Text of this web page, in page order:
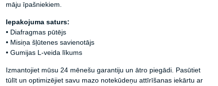
māju īpašniekiem.
Iepakojuma saturs:
• Diafragmas pūtējs
• Misiņa šļūtenes savienotājs
• Gumijas L-veida līkums
Izmantojiet mūsu 24 mēnešu garantiju un ātro piegādi. Pasūtiet
tūlīt un optimizējiet savu mazo notekūdeņu attīrīšanas iekārtu ar